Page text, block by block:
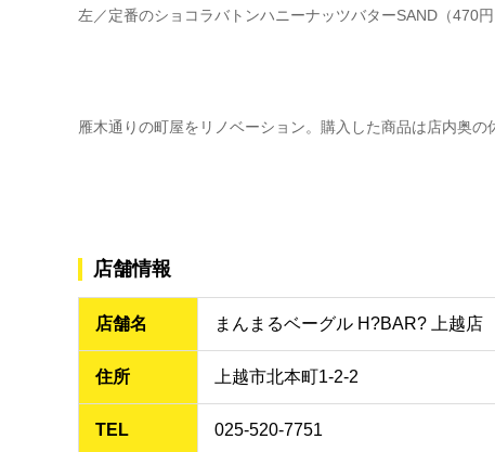
左／定番のショコラバトンハニーナッツバターSAND（470
雁木通りの町屋をリノベーション。購入した商品は店内奥の
店舗情報
店舗名 まんまるベーグル H?BAR? 上越店
住所 上越市北本町1-2-2
TEL 025-520-7751